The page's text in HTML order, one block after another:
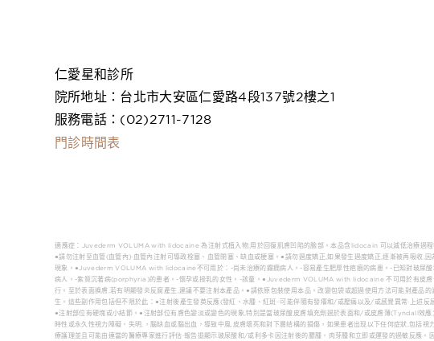
仁愛星和診所
院所地址：台北市大安區仁愛路4段137號2樓之1
服務電話：(02)2711-7128
門診時間表
適應症：Juvederm VOLUMA with lidocaine 為注射式植入物,用於回復肌膚凹陷的臉部。本品含lidocain 可以減低治療
●請勿注射至血管(血管內)·血管內注射可導政栓塞、血管閉塞、缺血或梗塞。●請勿過度矯正,如果發生過度矯正,逐漸被再吸
現象。●Juvederm VOLUMA with lidocaine不可用於：-尚未治療的癲癇病人。-容易產生肥厚性疤痕的病患。-已知對玻尿
病人。-紫質沉著病(porphyria)的患者。-懷孕或授乳的女性。-孩童。●Juvederm VOLUMA with lidocaine 不可用於有皮
行。至於表面换膚,若有明顯發炎反腐產生,建議不要注射本產品。●請依原包裝使用本品。改變包袋或超過使用方法可能對產
生。這些副作用包括但不限於此：●注射後產生發英反應(發紅、水腫、紅斑··可能伴隨有發癢和/或壓痛以及/或感覺異常·上述反
●注射部位有硬塊或小結節。●注射部位有膚色變淡或變色的現象,特別是當玻尿酸皮膚填充劑過於表面和/或皮膚薄(Tyndall效
時性或永久性視力障礙，失明,，腦缺血或腦出血，導致中風,皮膚壞死和對下層结構的損傷，如果患者出现以下任何症狀,包括
療護理並且可能由連當的醫療專家進行評估·報告退顯示玻尿酸和/或利多卡因注射後的膿腫，肉芽腫和立即或運發的過敏反應